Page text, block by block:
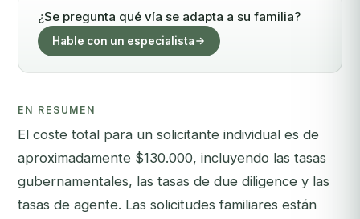
¿Se pregunta qué vía se adapta a su familia?
Hable con un especialista
EN RESUMEN
El coste total para un solicitante individual es de
aproximadamente $130.000, incluyendo las tasas
gubernamentales, las tasas de due diligence y las
tasas de agente. Las solicitudes familiares están